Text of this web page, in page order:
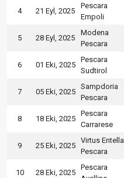
4 21 Eyl, 2025
Pescara
Empoli
5 28 Eyl, 2025
Modena
Pescara
6 01 Eki, 2025
Pescara
Sudtirol
7 05 Eki, 2025
Sampdoria
Pescara
8 18 Eki, 2025
Pescara
Carrarese
9 25 Eki, 2025
Virtus Entella
Pescara
10 28 Eki, 2025
Pescara